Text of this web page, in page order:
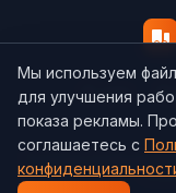
О нас
Политика
Мы используем
для улучшения
показа рекламы.
соглашаетесь с